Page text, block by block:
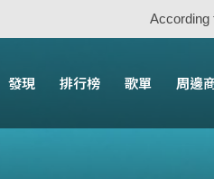
According
發現 排行榜 歌單 周邊